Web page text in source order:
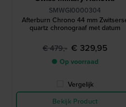
SMWGI0000304
Afterburn Chrono 44 mm
quartz chronograaf met datum
€ 479,- € 329,95
● Op voorraad
Vergelijk
Bekijk Product